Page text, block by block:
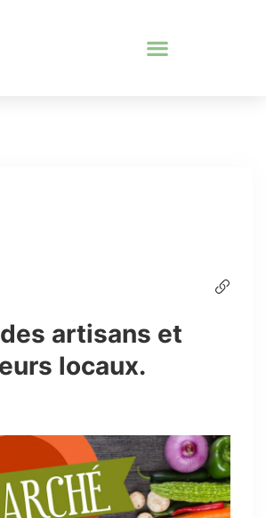
artisans et
locaux.